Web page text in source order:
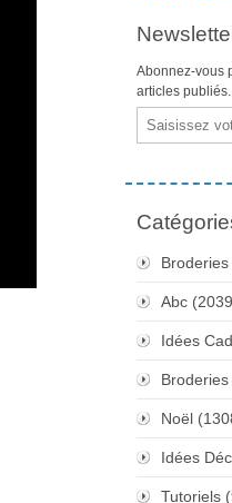
Abonnez-vous
articles publiés.
Email
Abc
Idées
Noël
Idées
Tutoriels